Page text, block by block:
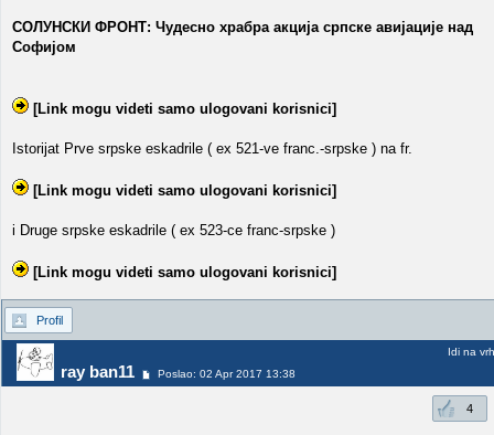
СОЛУНСКИ ФРОНТ: Чудесно храбра акција српске авијације над
Софијом
[Link mogu videti samo ulogovani korisnici]
Istorijat Prve srpske eskadrile ( ex 521-ve franc.-srpske ) na fr.
[Link mogu videti samo ulogovani korisnici]
i Druge srpske eskadrile ( ex 523-ce franc-srpske )
[Link mogu videti samo ulogovani korisnici]
Profil
ray ban11 Poslao: 02 Apr 2017 13:38
Idi na vrh
4